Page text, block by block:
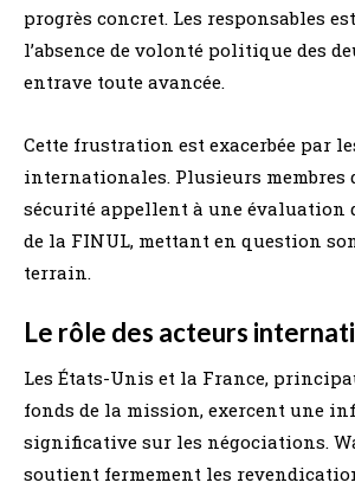
progrès concret. Les responsables
l’absence de volonté politique des
entrave toute avancée.
Cette frustration est exacerbée par
internationales. Plusieurs membres
sécurité appellent à une évaluation
de la FINUL, mettant en question
terrain.
Le rôle des acteurs
Les États-Unis et la France,
fonds de la mission, exercent une
significative sur les négociations.
soutient fermement les